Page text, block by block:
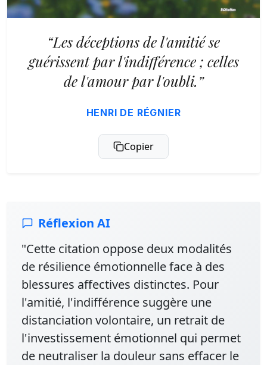
“Les déceptions de l'amitié se
guérissent par l'indifférence ; celles
de l'amour par l'oubli.”
HENRI DE RÉGNIER
Copier
Réflexion AI
"Cette citation oppose deux modalités
de résilience émotionnelle face à des
blessures affectives distinctes. Pour
l'amitié, l'indifférence suggère une
distanciation volontaire, un retrait de
l'investissement émotionnel qui permet
de neutraliser la douleur sans effacer le